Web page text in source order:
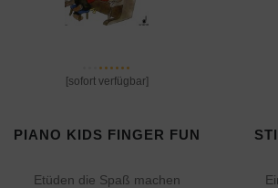
[sofort verfügbar]
PIANO KIDS FINGER FUN
Etüden die Spaß machen